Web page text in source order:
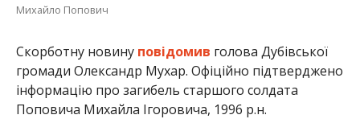
Михайло Попович
Скорботну новину повідомив голова Дубівської
громади Олександр Мухар. Офіційно підтверджено
інформацію про загибель старшого солдата
Поповича Михайла Ігоровича, 1996 р.н.